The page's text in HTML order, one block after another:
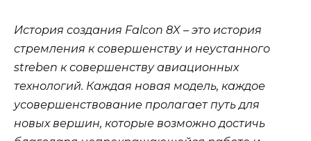
История создания Falcon 8X – это история
стремления к совершенству и неустанного
streben к совершенству авиационных
технологий. Каждая новая модель, каждое
усовершенствование пролагает путь для
новых вершин, которые возможно достичь